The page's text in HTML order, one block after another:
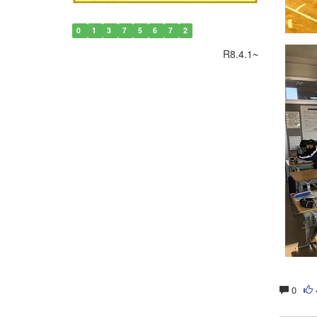
0
0 1 3 7 5 6 7 2
R8.4.1~